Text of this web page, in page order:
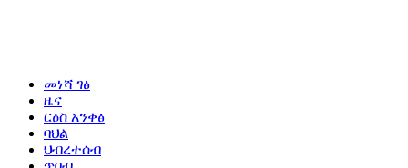
መነሻ ገፅ
ዜና
ርዕስ አንቀፅ
ባህል
ህብረተሰብ